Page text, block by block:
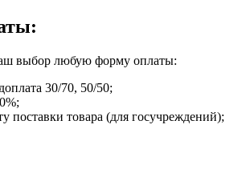
выбор любую форму оплаты:
30/70, 50/50;
поставки товара (для госучреждений);